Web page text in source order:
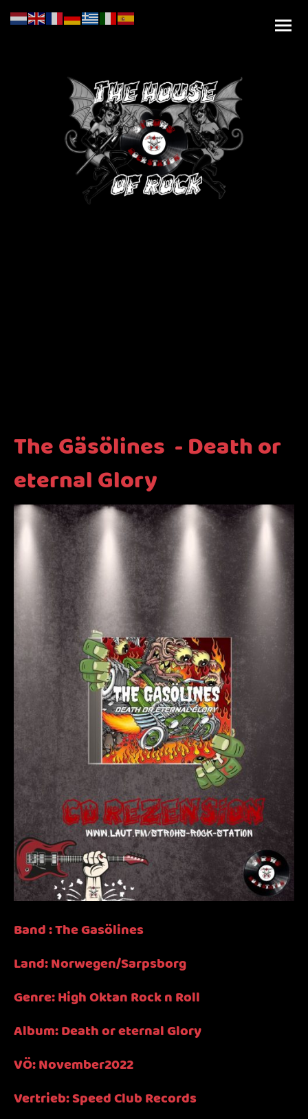
The Gäsölines - Death or
eternal Glory
Band : The Gasölines
Land: Norwegen/Sarpsborg
Genre: High Oktan Rock n Roll
Album: Death or eternal Glory
VÖ: November2022
Vertrieb: Speed Club Records